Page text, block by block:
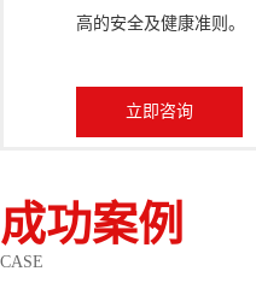
高的安全及健康准则。
立即咨询
成功案例
CASE